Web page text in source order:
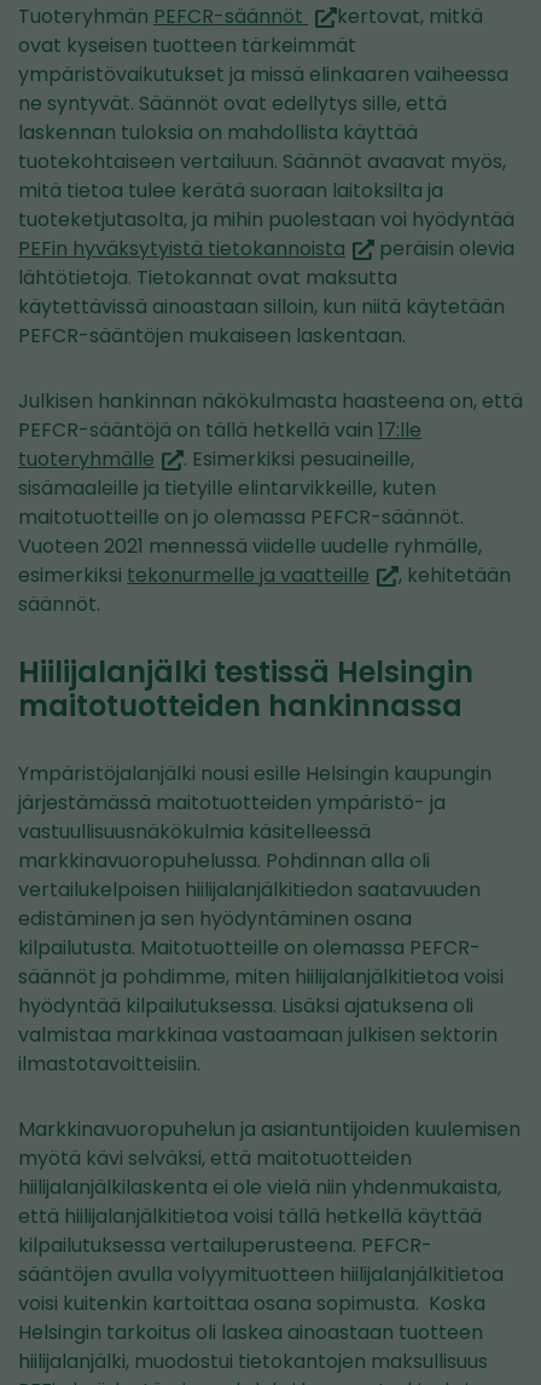
Tuoteryhmän PEFCR-säännöt (siirryt
toiseen
palveluun)
kertovat, mitkä
ovat kyseisen tuotteen tärkeimmät
ympäristövaikutukset ja missä elinkaaren vaiheessa
ne syntyvät. Säännöt ovat edellytys sille, että
laskennan tuloksia on mahdollista käyttää
tuotekohtaiseen vertailuun. Säännöt avaavat myös,
mitä tietoa tulee kerätä suoraan laitoksilta ja
tuoteketjutasolta, ja mihin puolestaan voi hyödyntää
PEFin hyväksytyistä tietokannoista (siirryt
toiseen
palveluun)
peräisin olevia
lähtötietoja. Tietokannat ovat maksutta
käytettävissä ainoastaan silloin, kun niitä käytetään
PEFCR-sääntöjen mukaiseen laskentaan.
Julkisen hankinnan näkökulmasta haasteena on, että
PEFCR-sääntöjä on tällä hetkellä vain 17:lle
tuoteryhmälle (siirryt
toiseen
palveluun)
. Esimerkiksi pesuaineille,
sisämaaleille ja tietyille elintarvikkeille, kuten
maitotuotteille on jo olemassa PEFCR-säännöt.
Vuoteen 2021 mennessä viidelle uudelle ryhmälle,
esimerkiksi tekonurmelle ja vaatteille (siirryt
, kehitetään
säännöt.
Hiilijalanjälki testissä Helsingin
maitotuotteiden hankinnassa
Ympäristöjalanjälki nousi esille Helsingin kaupungin
järjestämässä maitotuotteiden ympäristö- ja
vastuullisuusnäkökulmia käsitelleessä
markkinavuoropuhelussa. Pohdinnan alla oli
vertailukelpoisen hiilijalanjälkitiedon saatavuuden
edistäminen ja sen hyödyntäminen osana
kilpailutusta. Maitotuotteille on olemassa PEFCR-
säännöt ja pohdimme, miten hiilijalanjälkitietoa voisi
hyödyntää kilpailutuksessa. Lisäksi ajatuksena oli
valmistaa markkinaa vastaamaan julkisen sektorin
ilmastotavoitteisiin.
Markkinavuoropuhelun ja asiantuntijoiden kuulemisen
myötä kävi selväksi, että maitotuotteiden
hiilijalanjälkilaskenta ei ole vielä niin yhdenmukaista,
että hiilijalanjälkitietoa voisi tällä hetkellä käyttää
kilpailutuksessa vertailuperusteena. PEFCR-
sääntöjen avulla volyymituotteen hiilijalanjälkitietoa
voisi kuitenkin kartoittaa osana sopimusta. Koska
Helsingin tarkoitus oli laskea ainoastaan tuotteen
hiilijalanjälki, muodostui tietokantojen maksullisuus